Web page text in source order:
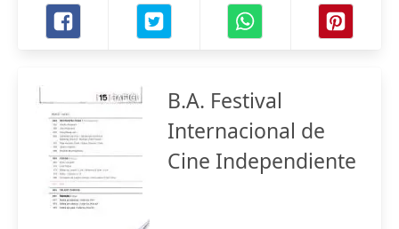
B.A. Festival
Internacional de
Cine Independiente